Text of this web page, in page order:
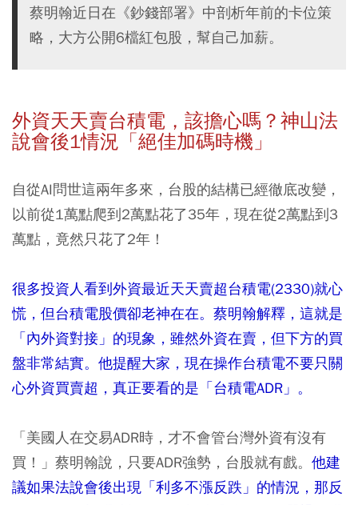
蔡明翰近日在《鈔錢部署》中剖析年前的卡位策
略，大方公開6檔紅包股，幫自己加薪。
外資天天賣台積電，該擔心嗎？神山法
說會後1情況「絕佳加碼時機」
自從AI問世這兩年多來，台股的結構已經徹底改變，
以前從1萬點爬到2萬點花了35年，現在從2萬點到3
萬點，竟然只花了2年！
很多投資人看到外資最近天天賣超台積電(2330)就心
慌，但台積電股價卻老神在在。蔡明翰解釋，這就是
「內外資對接」的現象，雖然外資在賣，但下方的買
盤非常結實。他提醒大家，現在操作台積電不要只關
心外資買賣超，真正要看的是「台積電ADR」。
「美國人在交易ADR時，才不會管台灣外資有沒有
買！」蔡明翰說，只要ADR強勢，台股就有戲。 他建
議如果法說會後出現「利多不漲反跌」的情況，那反